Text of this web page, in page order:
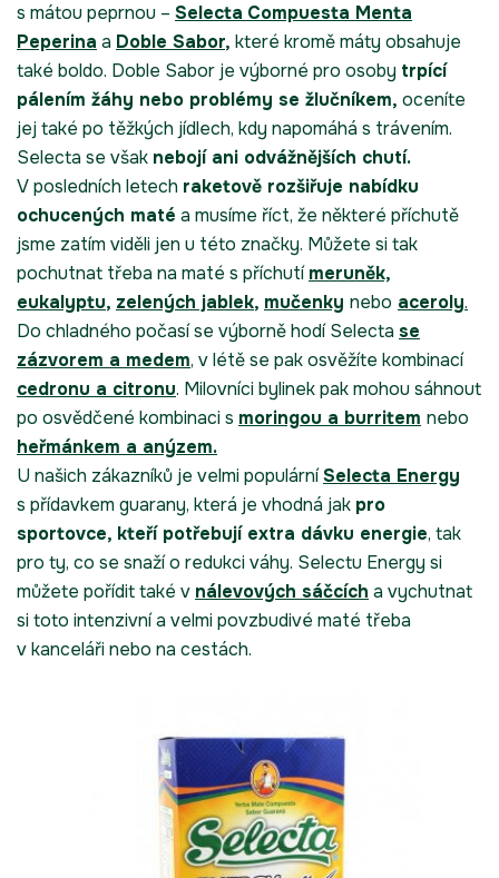
s mátou peprnou – Selecta Compuesta Menta
Peperina a Doble Sabor, které kromě máty obsahuje
také boldo. Doble Sabor je výborné pro osoby trpící
pálením žáhy nebo problémy se žlučníkem, oceníte
jej také po těžkých jídlech, kdy napomáhá s trávením.
Selecta se však nebojí ani odvážnějších chutí.
V posledních letech raketově rozšiřuje nabídku
ochucených maté a musíme říct, že některé příchutě
jsme zatím viděli jen u této značky. Můžete si tak
pochutnat třeba na maté s příchutímeruněk,
eukalyptu, zelených jablek, mučenky nebo aceroly.
Do chladného počasí se výborně hodí Selecta se
zázvorem a medem, v létě se pak osvěžíte kombinací
cedronu a citronu. Milovníci bylinek pak mohou sáhnout
po osvědčené kombinaci s moringou a burritem nebo
heřmánkem a anýzem.
U našich zákazníků je velmi populárníSelecta Energy
s přídavkem guarany, která je vhodná jak pro
sportovce, kteří potřebují extra dávku energie, tak
pro ty, co se snaží o redukci váhy. Selectu Energy si
můžete pořídit také v nálevových sáčcích a vychutnat
si toto intenzivní a velmi povzbudivé maté třeba
v kanceláři nebo na cestách.